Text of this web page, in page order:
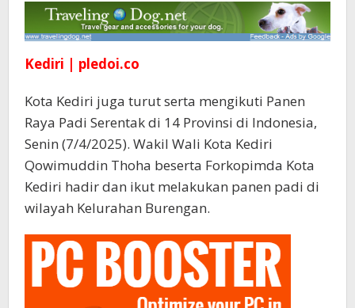
Kediri | pledoi.co
Kota Kediri juga turut serta mengikuti Panen
Raya Padi Serentak di 14 Provinsi di Indonesia,
Senin (7/4/2025). Wakil Wali Kota Kediri
Qowimuddin Thoha beserta Forkopimda Kota
Kediri hadir dan ikut melakukan panen padi di
wilayah Kelurahan Burengan.